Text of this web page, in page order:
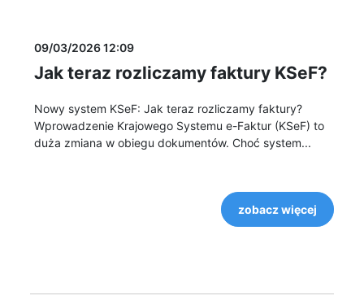
09/03/2026 12:09
Jak teraz rozliczamy faktury KSeF?
Nowy system KSeF: Jak teraz rozliczamy faktury?
Wprowadzenie Krajowego Systemu e-Faktur (KSeF) to
duża zmiana w obiegu dokumentów. Choć system...
zobacz więcej